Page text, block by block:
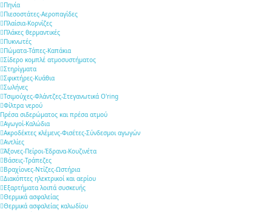
Πηνία
Πιεσοστάτες-Αεροπαγίδες
Πλαίσια-Κορνίζες
Πλάκες θερμαντικές
Πυκνωτές
Πώματα-Τάπες-Καπάκια
Σίδερο κομπλέ ατμοσυστήματος
Στηρίγματα
Σφικτήρες-Κυάθια
Σωλήνες
Τσιμούχες-Φλάντζες-Στεγανωτικά O'ring
Φίλτρα νερού
Πρέσα σιδερώματος και πρέσα ατμού
Αγωγοί-Καλώδια
Ακροδέκτες κλέμενς-Φισέτες-Σύνδεσμοι αγωγών
Αντλίες
Άξονες-Πείροι-Έδρανα-Κουζινέτα
Βάσεις-Τράπεζες
Βραχίονες-Ντίζες-Ωστήρια
Διακόπτες ηλεκτρικοί και αερίου
Εξαρτήματα λοιπά συσκευής
Θερμικά ασφαλείας
Θερμικά ασφαλείας καλωδίου